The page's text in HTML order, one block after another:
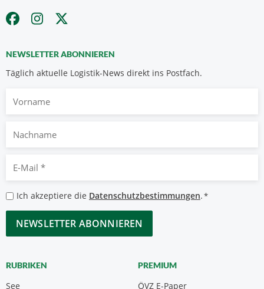
NEWSLETTER ABONNIEREN
Täglich aktuelle Logistik-News direkt ins Postfach.
Nachname
Mail
*
Datenschutzbestimmungen
*
Ich akzeptiere die Datenschutzbestimmungen.*
CAPTCHA
RUBRIKEN
See
PREMIUM
ÖVZ E-Paper